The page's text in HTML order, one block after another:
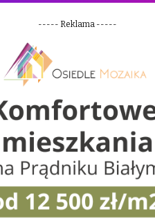
----- Reklama -----